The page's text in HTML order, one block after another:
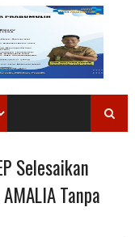
Selesaikan
Tanpa